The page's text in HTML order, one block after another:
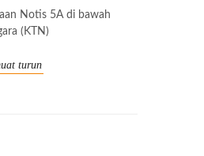
Notis 5A di bawah
(KTN)
turun